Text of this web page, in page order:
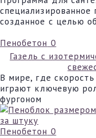
специализированное
созданное с целью
Пенобетон 0
Газель с
В мире, где
играют ключевую
фургоном
Пенобетон 0